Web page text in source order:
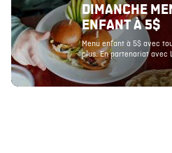
DIMANCHE
ENFANT À 5$
Menu enfant à 5$ avec
plus. En partenariat avec